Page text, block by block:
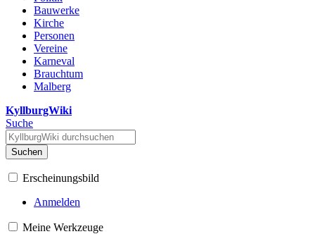
Bauwerke
Kirche
Personen
Vereine
Karneval
Brauchtum
Malberg
KyllburgWiki
Suche
Suchen
Erscheinungsbild
Anmelden
Meine Werkzeuge